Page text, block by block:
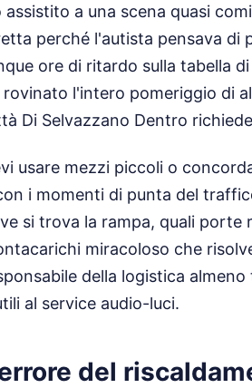
assistito a una scena quasi
perché l'autista pensava di
ore di ritardo sulla tabella
rovinato l'intero pomeriggio di
Di Selvazzano Dentro
usare mezzi piccoli o
i momenti di punta del
si trova la rampa, quali
miracoloso che
della logistica
al service audio-luci.
del